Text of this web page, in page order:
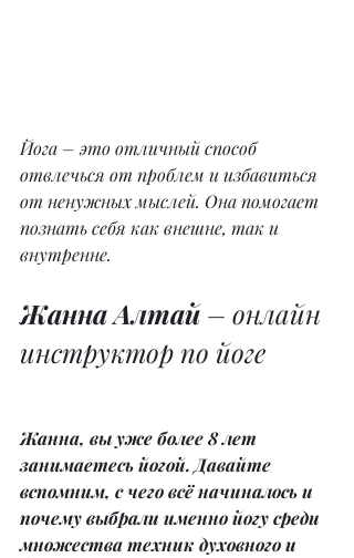
Йога – это отличный способ
отвлечься от проблем и избавиться
от ненужных мыслей. Она помогает
познать себя как внешне, так и
внутренне.
Жанна Алтай – онлайн
инструктор по йоге
Жанна, вы уже более 8 лет
занимаетесь йогой. Давайте
вспомним, с чего всё начиналось и
почему выбрали именно йогу среди
множества техник духовного и